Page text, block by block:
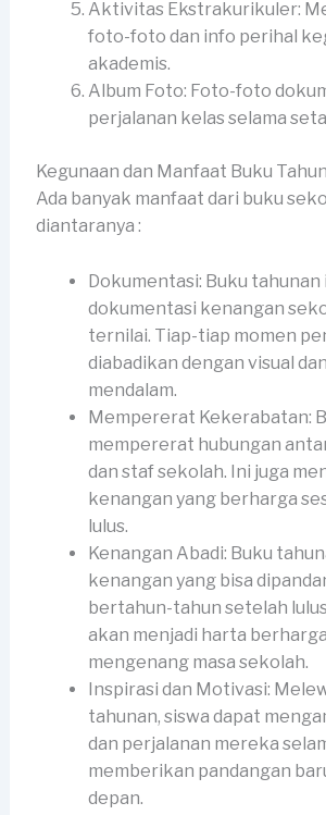
Aktivitas Ekstrakurikuler:
foto-foto dan info perihal
akademis.
Album Foto: Foto-foto
perjalanan kelas selama
Kegunaan dan Manfaat Buku
Ada banyak manfaat dari buku
diantaranya :
Dokumentasi: Buku tahunan
dokumentasi kenangan
ternilai. Tiap-tiap momen
diabadikan dengan visual
mendalam.
Mempererat Kekerabatan:
mempererat hubungan
dan staf sekolah. Ini juga
kenangan yang berharga
lulus.
Kenangan Abadi: Buku
kenangan yang bisa
bertahun-tahun setelah
akan menjadi harta
mengenang masa sekolah.
Inspirasi dan Motivasi:
tahunan, siswa dapat
dan perjalanan mereka
memberikan pandangan
depan.